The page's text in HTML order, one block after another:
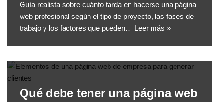
Guía realista sobre cuánto tarda en hacerse una página
web profesional según el tipo de proyecto, las fases de
trabajo y los factores que pueden… Leer más »
Qué debe tener una página web